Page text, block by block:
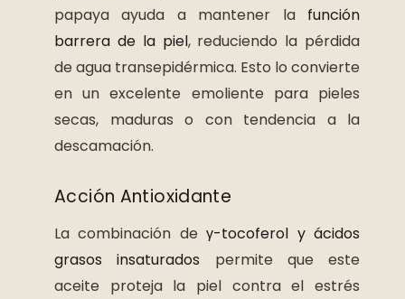
papaya ayuda a mantener la función
barrera de la piel, reduciendo la pérdida
de agua transepidérmica. Esto lo convierte
en un excelente emoliente para pieles
secas, maduras o con tendencia a la
descamación.
Acción Antioxidante
La combinación deγ-tocoferol y ácidos
grasos insaturados permite que este
aceite proteja la piel contra el estrés